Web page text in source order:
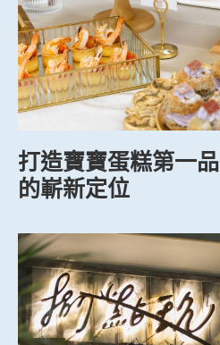
打造寶寶蛋糕第一
的嶄新定位